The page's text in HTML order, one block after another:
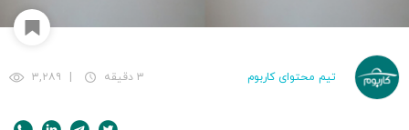
تیم محتوای کاربوم ۳ دقیقه ۳,۲۸۹